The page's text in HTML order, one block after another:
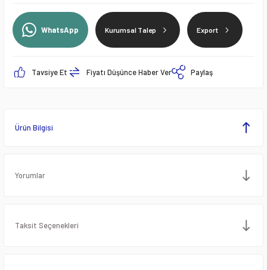
WhatsApp Kurumsal Talep Export
Tavsiye Et Fiyatı Düşünce Haber Ver Paylaş
Ürün Bilgisi
Yorumlar
Taksit Seçenekleri